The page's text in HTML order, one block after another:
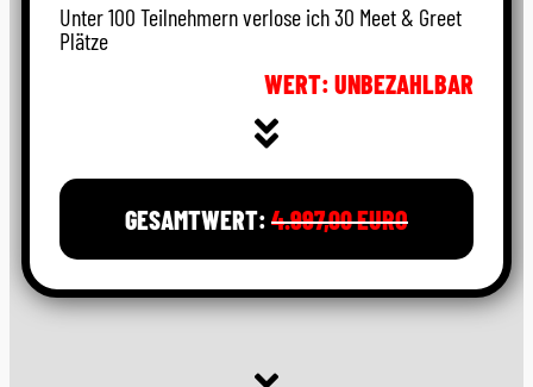
Unter 100 Teilnehmern verlose ich 30 Meet & Greet
Plätze
WERT: UNBEZAHLBAR
GESAMTWERT:4.997,00 EURO